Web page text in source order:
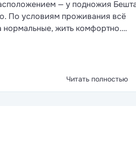
— у подножия
По условиям проживания всё
нормальные, жить комфортно.
Читать полностью